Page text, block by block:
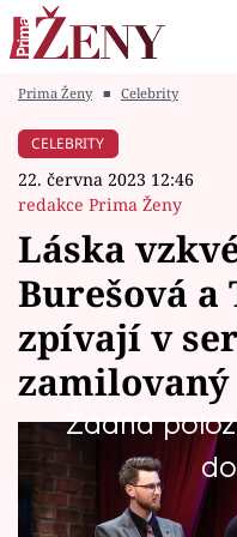
Módní alarm
Témata
Celebrity
Vztahy
Seriály
Prima Ženy ■ Celebrity
CELEBRITY
22. června 2023 12:46
redakce Prima Ženy
Láska
Burešová a
zpívají v
Žádná
Pamatujete si, jak
vyznal lásku Evě
seriálový svůdník